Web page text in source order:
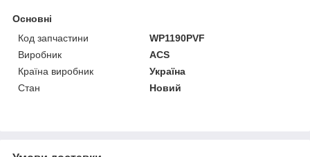
Основні
Код запчастини
WP1190PVF
Виробник
ACS
Країна виробник
Україна
Стан
Новий